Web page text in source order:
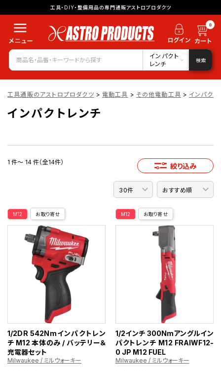
工具・DIY・整備用品の専門通販アストロプロダクツ
0
インパクト
レンチ
検索
工具通販のアストロプロダクツ > 電動工具 > その他電動工具 > インパクト
インパクトレンチ
1 件～ 14 件（全14件） 絞り込み
M12 お取り寄せ
1/2DR 542Nmインパクトレン
チ M12 本体のみ / バッテリー＆
充電器セット
Milwaukee / ミルウォーキー
M12 お取り寄せ
1/2インチ 300Nmアングルイン
パクトレンチ M12 FRAIWF12-
0 JP M12 FUEL
Milwaukee / ミルウォーキー